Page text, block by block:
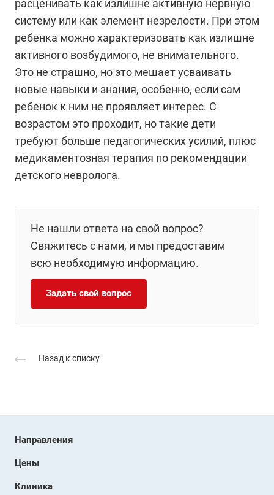
расценивать как излишне активную нервную
систему или как элемент незрелости. При этом
ребенка можно характеризовать как излишне
активного возбудимого, не внимательного.
Это не страшно, но это мешает усваивать
новые навыки и знания, особенно, если сам
ребенок к ним не проявляет интерес. С
возрастом это проходит, но такие дети
требуют больше педагогических усилий, плюс
медикаментозная терапия по рекомендации
детского невролога.
Не нашли ответа на свой вопрос?
Свяжитесь с нами, и мы предоставим
всю необходимую информацию.
Задать свой вопрос
Назад к списку
Направления
Цены
Клиника